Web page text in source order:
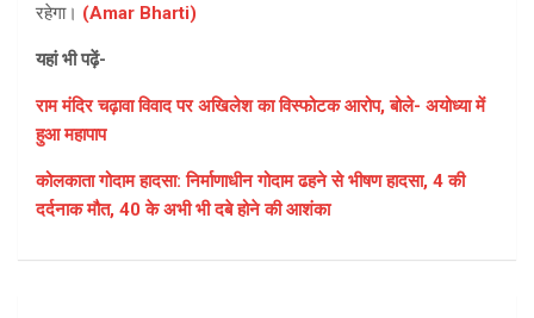
रहेगा। (Amar Bharti)
यहां भी पढ़ें-
राम मंदिर चढ़ावा विवाद पर अखिलेश का विस्फोटक आरोप, बोले- अयोध्या में
हुआ महापाप
कोलकाता गोदाम हादसा: निर्माणाधीन गोदाम ढहने से भीषण हादसा, 4 की
दर्दनाक मौत, 40 के अभी भी दबे होने की आशंका